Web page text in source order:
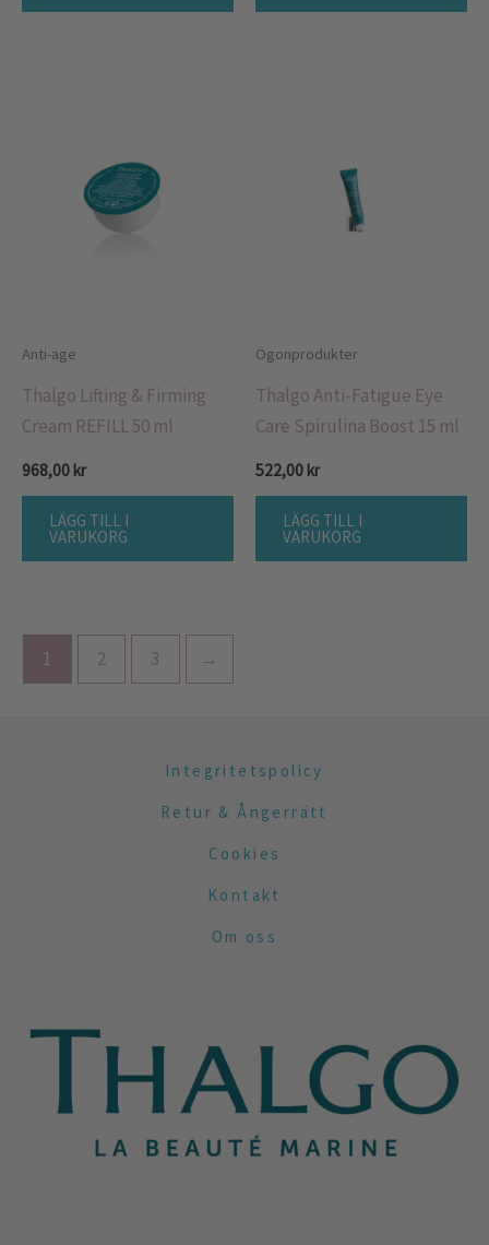
Anti-age
Thalgo Lifting & Firming
Cream REFILL 50 ml
968,00 kr
LÄGG TILL I
VARUKORG
Ögonprodukter
Thalgo Anti-Fatigue Eye
Care Spirulina Boost 15 ml
522,00 kr
LÄGG TILL I
VARUKORG
1 2 3 →
Integritetspolicy
Retur & Ångerrätt
Cookies
Kontakt
Om oss